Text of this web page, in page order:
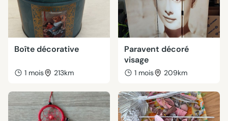
Boîte décorative
1 mois 213km
Paravent décoré
visage
1 mois 209km